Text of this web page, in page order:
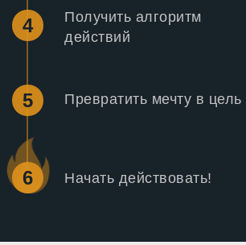
Получить алгоритм
действий
4
Превратить мечту в цель
5
Начать действовать!
6